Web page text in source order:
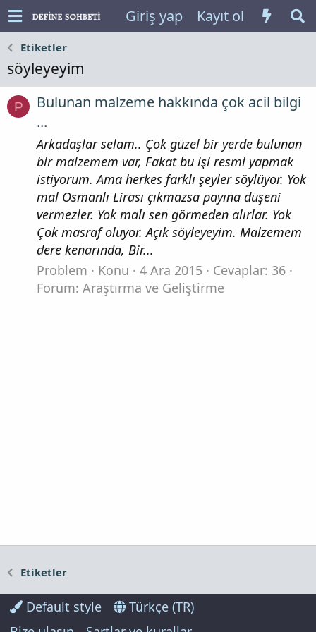
Giriş yap Kayıt ol
Etiketler
söyleyeyim
P
Bulunan malzeme hakkında çok acil bilgi
...
Arkadaşlar selam.. Çok güzel bir yerde bulunan
bir malzemem var, Fakat bu işi resmi yapmak
istiyorum. Ama herkes farklı şeyler söylüyor. Yok
mal Osmanlı Lirası çıkmazsa payına düşeni
vermezler. Yok malı sen görmeden alırlar. Yok
Çok masraf oluyor. Açık söyleyeyim. Malzemem
dere kenarında, Bir...
Problem
Konu 4 Ara 2015
Cevaplar: 36
Forum: Araştırma ve Geliştirme
Etiketler
Default style
Türkçe (TR)